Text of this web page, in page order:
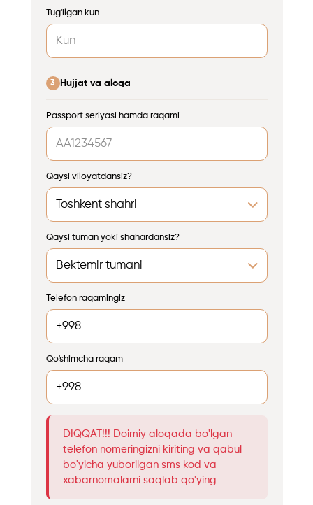
Tug'ilgan kun
3 Hujjat va aloqa
Passport seriyasi hamda raqami
Qaysi viloyatdansiz?
Qaysi tuman yoki shahardansiz?
Telefon raqamingiz
Qo'shimcha raqam
DIQQAT!!! Doimiy aloqada bo'lgan
telefon nomeringizni kiriting va qabul
bo'yicha yuborilgan sms kod va
xabarnomalarni saqlab qo'ying